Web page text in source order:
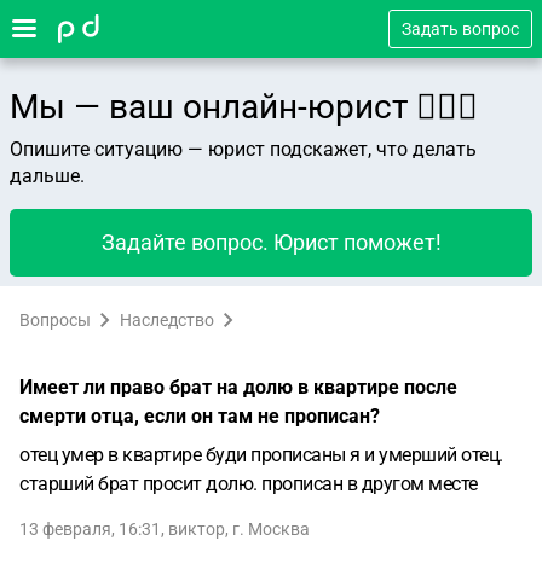
Задать вопрос
Мы — ваш онлайн-юрист 👨🏻‍⚖️
Опишите ситуацию — юрист подскажет, что делать
дальше.
Задайте вопрос. Юрист поможет!
Вопросы Наследство
Имеет ли право брат на долю в квартире после
смерти отца, если он там не прописан?
отец умер в квартире буди прописаны я и умерший отец.
старший брат просит долю. прописан в другом месте
13 февраля, 16:31 , виктор, г. Москва